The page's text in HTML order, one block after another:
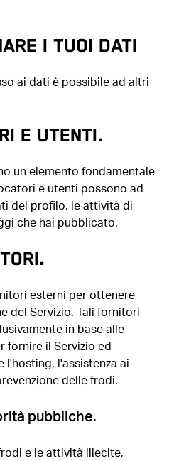
I TUOI DATI
ai dati è possibile ad altri
E UTENTI.
un elemento fondamentale
e utenti possono ad
del profilo, le attività di
che hai pubblicato.
esterni per ottenere
del Servizio. Tali fornitori
in base alle
fornire il Servizio ed
l'hosting, l'assistenza ai
delle frodi.
pubbliche.
e le attività illecite,